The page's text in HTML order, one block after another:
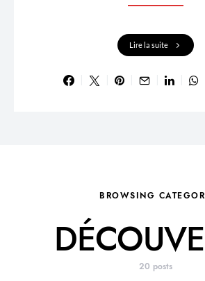
Lire la suite
BROWSING
20 posts